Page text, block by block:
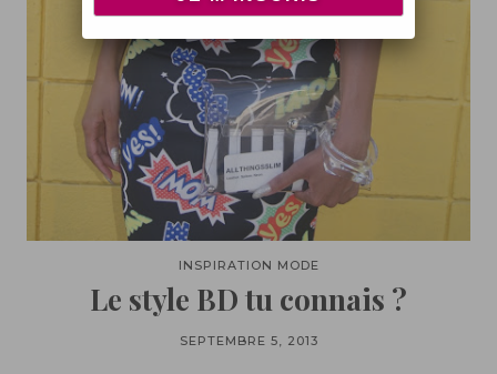
INSPIRATION MODE
Le style BD tu connais ?
SEPTEMBRE 5, 2013